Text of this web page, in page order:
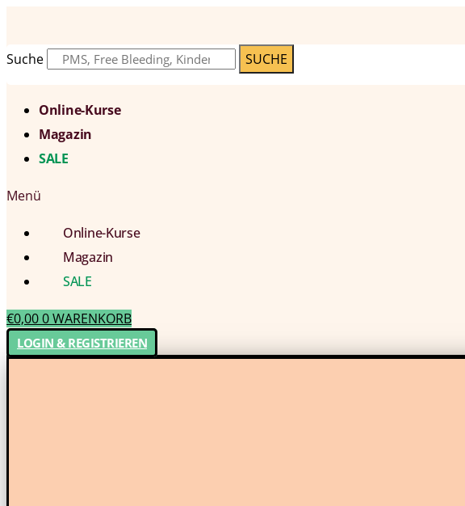
Suche SUCHE
Online-Kurse
Magazin
SALE
Menü
Online-Kurse
Magazin
SALE
€0,000WARENKORB
LOGIN & REGISTRIEREN